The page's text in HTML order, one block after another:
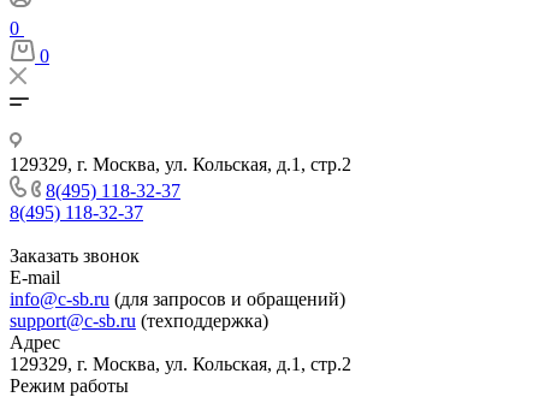
0
0
129329, г. Москва, ул. Кольская, д.1, стр.2
8(495) 118-32-37
8(495) 118-32-37
Заказать звонок
E-mail
info@c-sb.ru (для запросов и обращений)
support@c-sb.ru (техподдержка)
Адрес
129329, г. Москва, ул. Кольская, д.1, стр.2
Режим работы